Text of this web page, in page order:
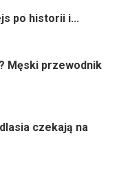
po historii i...
Męski przewodnik
czekają na